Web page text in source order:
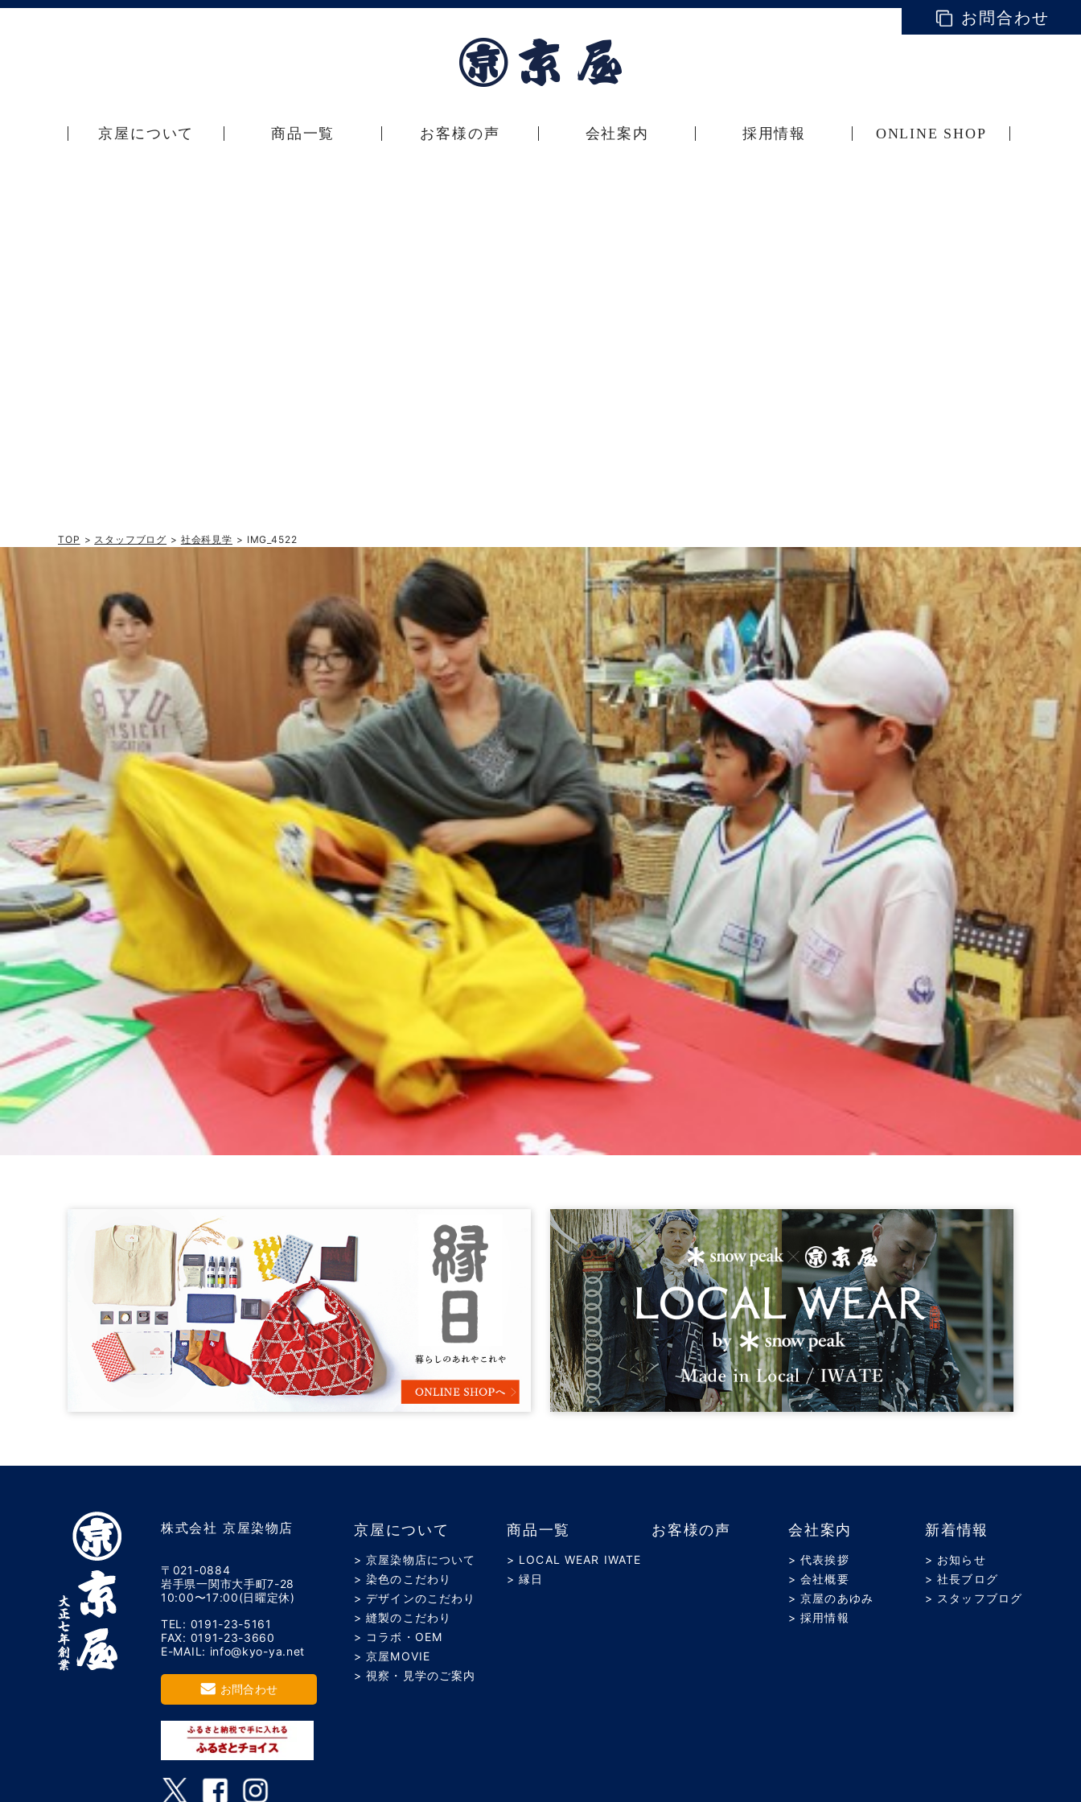
お問合わせ
京屋について 商品一覧 お客様の声 会社案内 採用情報 ONLINE SHOP
TOP > スタッフブログ > 社会科見学 > IMG_4522
株式会社 京屋染物店
〒021-0884
岩手県一関市大手町7-28
10:00〜17:00(日曜定休)
TEL: 0191-23-5161
FAX: 0191-23-3660
E-MAIL: info@kyo-ya.net
お問合わせ
京屋について
> 京屋染物店について
> 染色のこだわり
> デザインのこだわり
> 縫製のこだわり
> コラボ・OEM
> 京屋MOVIE
> 視察・見学のご案内
商品一覧
> LOCAL WEAR IWATE
> 縁日
お客様の声 会社案内
> 代表挨拶
> 会社概要
> 京屋のあゆみ
> 採用情報
新着情報
> お知らせ
> 社長ブログ
> スタッフブログ